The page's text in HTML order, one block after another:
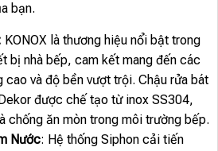
bạn.
KONOX là thương hiệu nổi bật trong
bị nhà bếp, cam kết mang đến các
và độ bền vượt trội. Chậu rửa bát
được chế tạo từ inox SS304,
chống ăn mòn trong môi trường bếp.
Nước: Hệ thống Siphon cải tiến